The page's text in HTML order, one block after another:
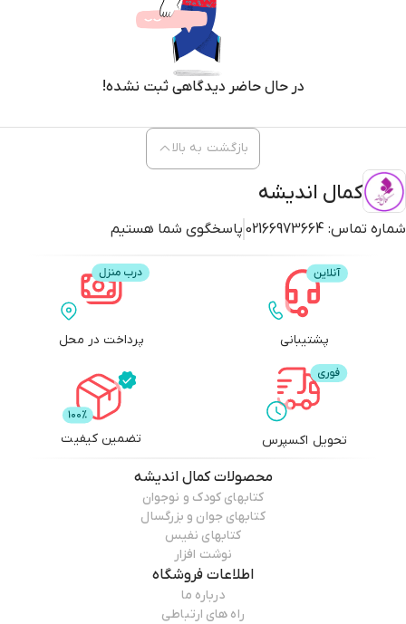
در حال حاضر دیدگاهی ثبت نشده!
کمال اندیشه
شماره تماس: 02166973664 پاسخگوی شما هستیم
بازگشت به بالا
پشتیبانی پرداخت در محل
تحویل اکسپرس تضمین کیفیت
محصولاتکمال اندیشه
کتابهای کودک و نوجوان
کتابهای جوان و بزرگسال
کتابهای نفیس
نوشت افزار
اطلاعات فروشگاه
درباره ما
راه های ارتباطی